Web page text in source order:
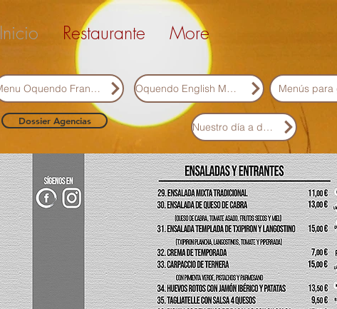
Inicio Restaurante More
Menu Oquendo Français
Dossier Agencias
Oquendo English Menu Menús para
Nuestro día a día, nuestra historia,..